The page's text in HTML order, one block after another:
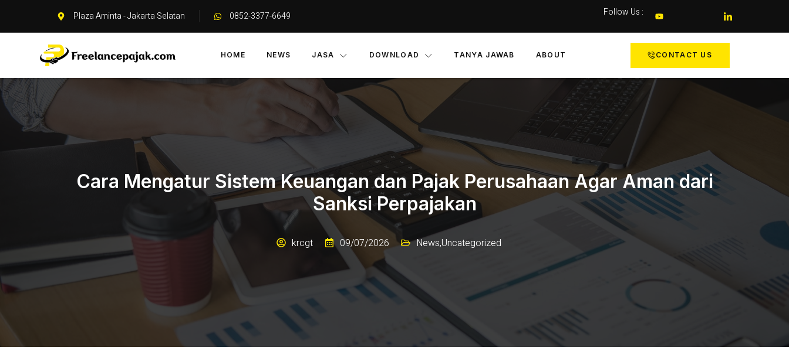
Plaza Aminta - Jakarta Selatan 0852-3377-6649 Follow Us :
HOME NEWS JASA DOWNLOAD TANYA JAWAB ABOUT CONTACT US
Cara Mengatur Sistem Keuangan dan Pajak Perusahaan Agar Aman dari
Sanksi Perpajakan
krcgt 09/07/2026 News,Uncategorized